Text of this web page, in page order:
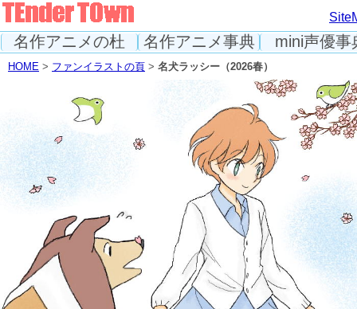
名作アニメの杜 名作アニメ事典 mini声優事
HOME > ファンイラストの頁 > 名犬ラッシー（2026春）